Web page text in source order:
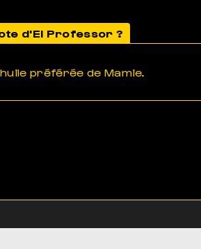
d'El Professor ?
préférée de Mamie.